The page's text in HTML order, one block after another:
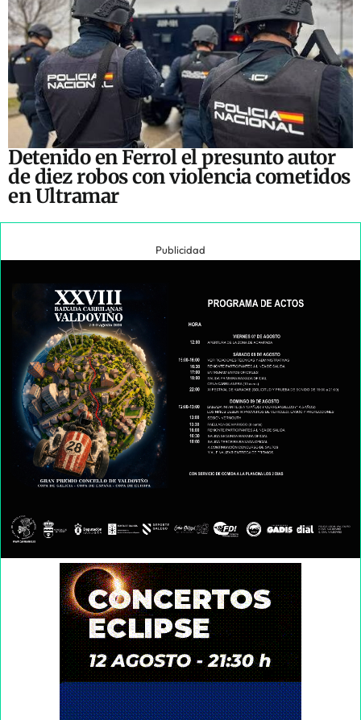
Detenido en Ferrol el presunto autor
de diez robos con violencia cometidos
en Ultramar
Publicidad